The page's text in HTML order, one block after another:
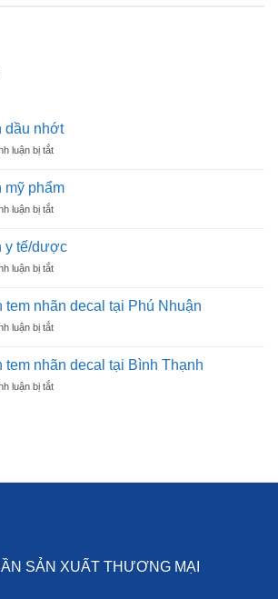
dầu nhớt
luận bị tắt
mỹ phẩm
luận bị tắt
mỹ
y tế/dược
luận bị tắt
nhãn
tem nhãn decal tại Phú Nhuận
luận bị tắt
vụ
tem nhãn decal tại Bình Thạnh
luận bị tắt
SẢN XUẤT THƯƠNG MẠI